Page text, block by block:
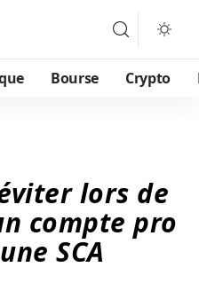
Bourse Crypto
lors de
compte pro
SCA